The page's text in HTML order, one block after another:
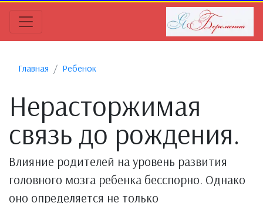
Главная Ребенок
Нерасторжимая
связь до рождения.
Влияние родителей на уровень развития
головного мозга ребенка бесспорно. Однако
оно определяется не только